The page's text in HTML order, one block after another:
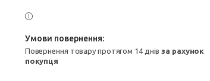
повернення товару протягом 14 днівза рахунок
покупця